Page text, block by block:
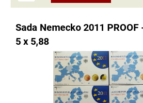
Sada Nemecko 2011 PROOF
5 x 5,88